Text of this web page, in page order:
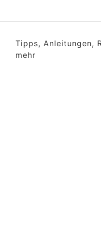
Tipps, Anleitungen,
mehr